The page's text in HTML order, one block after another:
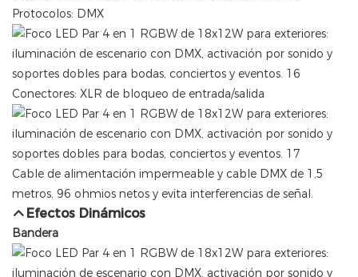
Protocolos: DMX
Conectores: XLR de bloqueo de entrada/salida
Cable de alimentación impermeable y cable DMX de 1,5
metros, 96 ohmios netos y evita interferencias de señal.
Efectos Dinámicos
Bandera